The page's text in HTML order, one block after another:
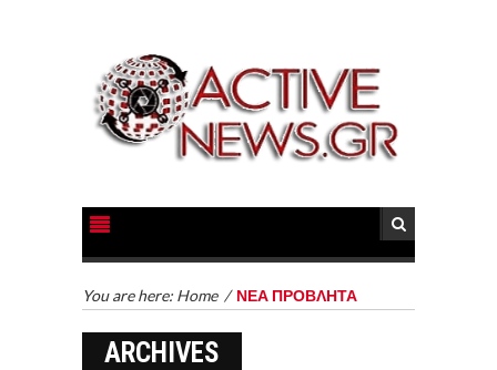
You are here: Home / ΝΕΑ ΠΡΟΒΛΗΤΑ
ARCHIVES